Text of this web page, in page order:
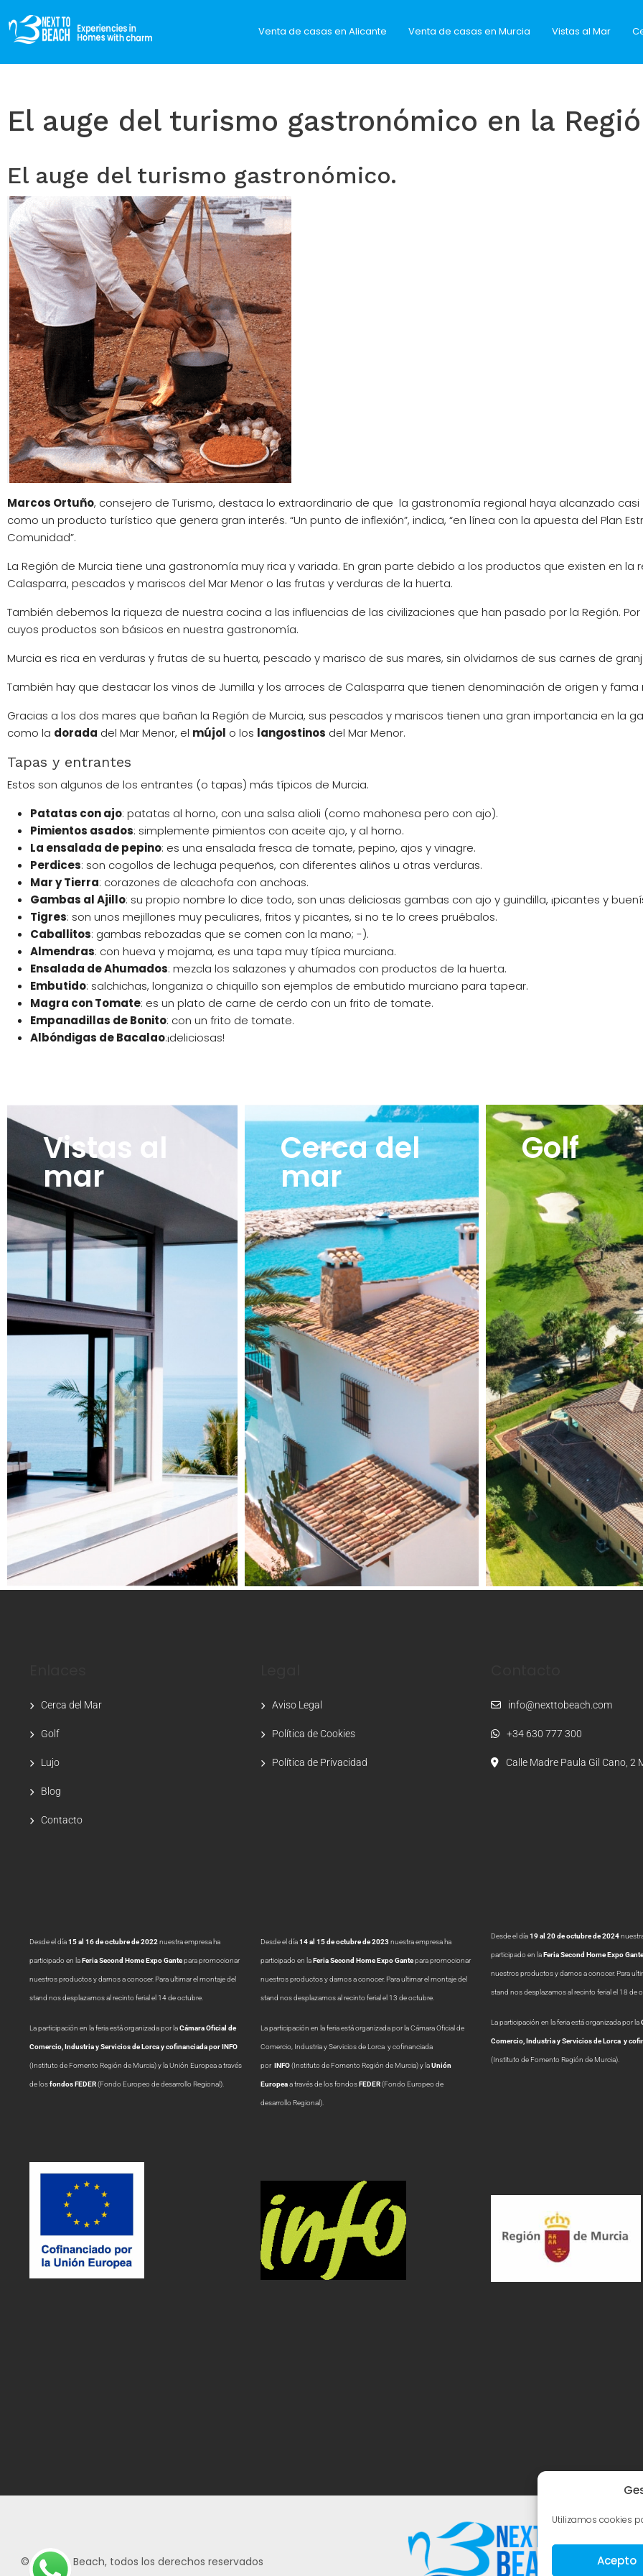
Utilizamos cookies
Acepto
Venta de casas en Alicante Venta de casas en Murcia Vistas al Mar
El auge del turismo gastronómico en la
El auge del turismo gastronómico.
Marcos Ortuño, consejero de Turismo, destaca lo extraordinario de que la gastronomía regional haya alcanzado
como un producto turístico que genera gran interés. “Un punto de inflexión”, indica, “en línea con la apuesta del Plan
Comunidad”.
La Región de Murcia tiene una gastronomía muy rica y variada. En gran parte debido a los productos que existen en la
Calasparra, pescados y mariscos del Mar Menor o las frutas y verduras de la huerta.
También debemos la riqueza de nuestra cocina a las influencias de las civilizaciones que han pasado por la Región.
cuyos productos son básicos en nuestra gastronomía.
Murcia es rica en verduras y frutas de su huerta, pescado y marisco de sus mares, sin olvidarnos de sus carnes de
También hay que destacar los vinos de Jumilla y los arroces de Calasparra que tienen denominación de origen y fama
Gracias a los dos mares que bañan la Región de Murcia, sus pescados y mariscos tienen una gran importancia en la
como la dorada del Mar Menor, el mújol o los langostinos del Mar Menor.
Tapas y entrantes
Estos son algunos de los entrantes (o tapas) más típicos de Murcia.
Patatas con ajo: patatas al horno, con una salsa alioli (como mahonesa pero con ajo).
Pimientos asados: simplemente pimientos con aceite ajo, y al horno.
La ensalada de pepino: es una ensalada fresca de tomate, pepino, ajos y vinagre.
Perdices: son cogollos de lechuga pequeños, con diferentes aliños u otras verduras.
Mar y Tierra: corazones de alcachofa con anchoas.
Gambas al Ajillo: su propio nombre lo dice todo, son unas deliciosas gambas con ajo y guindilla, ¡picantes y
Tigres: son unos mejillones muy peculiares, fritos y picantes, si no te lo crees pruébalos.
Caballitos: gambas rebozadas que se comen con la mano; -).
Almendras: con hueva y mojama, es una tapa muy típica murciana.
Ensalada de Ahumados: mezcla los salazones y ahumados con productos de la huerta.
Embutido: salchichas, longaniza o chiquillo son ejemplos de embutido murciano para tapear.
Magra con Tomate: es un plato de carne de cerdo con un frito de tomate.
Empanadillas de Bonito: con un frito de tomate.
Albóndigas de Bacalao:¡deliciosas!
Vistas al
mar
Cerca del
mar
Golf
Cerca del Mar
Golf
Lujo
Blog
Contacto
Desde el día15 al 16 de octubre de 2022 nuestra empresa ha
participado en laFeria Second Home Expo Gantepara promocionar
nuestros productos y darnos a conocer. Para ultimar el montaje del
stand nos desplazamos al recinto ferial el 14 de octubre.
La participación en la feria está organizada por laCámara Oficial de
Comercio, Industria y Servicios de Lorca y cofinanciada por INFO
(Instituto de Fomento Región de Murcia) y la Unión Europea a través
de losfondos FEDER(Fondo Europeo de desarrollo Regional).
Aviso Legal
Política de Cookies
Política de Privacidad
Desde el día14 al 15 de octubre de 2023nuestra empresa ha
participado en laFeria Second Home Expo Gantepara promocionar
nuestros productos y darnos a conocer. Para ultimar el montaje del
stand nos desplazamos al recinto ferial el 13 de octubre.
La participación en la feria está organizada por la Cámara Oficial de
Comercio, Industria y Servicios de Lorca y cofinanciada
por INFO(Instituto de Fomento Región de Murcia) y laUnión
Europeaa través de los fondosFEDER(Fondo Europeo de
desarrollo Regional).
info@nexttobeach.com
+34 630 777 300
Calle Madre Paula Gil Cano, 2
Desde el día19 al 20 de octubre de 2024
participado en laFeria Second Home Expo
nuestros productos y darnos a conocer. Para
stand nos desplazamos al recinto ferial el 18 de
La participación en la feria está organizada por la
Comercio, Industria y Servicios de Lorca y
(Instituto de Fomento Región de Murcia).
© Next To Beach, todos los derechos reservados